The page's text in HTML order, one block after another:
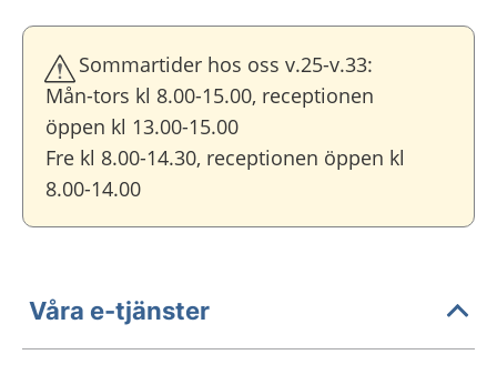
Sommartider hos oss v.25-v.33:
Mån-tors kl 8.00-15.00, receptionen
öppen kl 13.00-15.00
Fre kl 8.00-14.30, receptionen öppen kl
8.00-14.00
Våra e-tjänster